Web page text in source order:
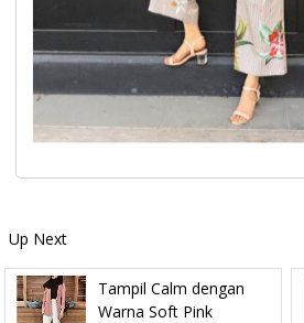
Up Next
Tampil Calm dengan
Warna Soft Pink